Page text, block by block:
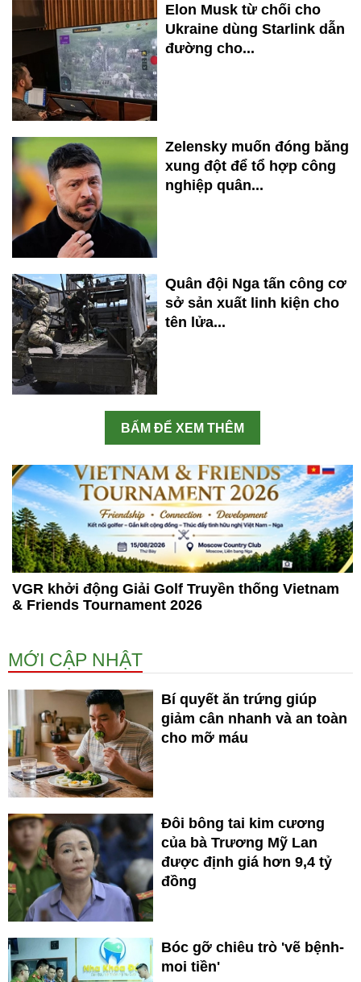
Elon Musk từ chối cho
Ukraine dùng Starlink dẫn
đường cho...
Zelensky muốn đóng băng
xung đột để tổ hợp công
nghiệp quân...
Quân đội Nga tấn công cơ
sở sản xuất linh kiện cho
tên lửa...
BẤM ĐỂ XEM THÊM
VGR khởi động Giải Golf Truyền thống Vietnam
& Friends Tournament 2026
MỚI CẬP NHẬT
Bí quyết ăn trứng giúp
giảm cân nhanh và an toàn
cho mỡ máu
Đôi bông tai kim cương
của bà Trương Mỹ Lan
được định giá hơn 9,4 tỷ
đồng
Bóc gỡ chiêu trò 'vẽ bệnh-
moi tiền'